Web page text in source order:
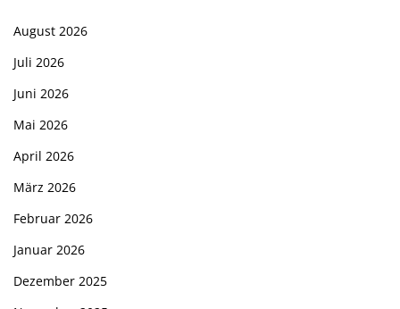
August 2026
Juli 2026
Juni 2026
Mai 2026
April 2026
März 2026
Februar 2026
Januar 2026
Dezember 2025